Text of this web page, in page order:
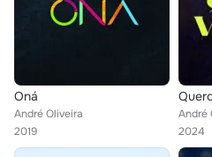
Oná
André Oliveira
2019
André
2024